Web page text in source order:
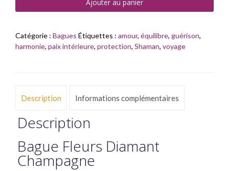
Fleurs
Champagne
Ajouter au panier
Catégorie : Bagues Étiquettes : amour, équilibre, guérison,
harmonie, paix intérieure, protection, Shaman, voyage
Description Informations complémentaires
Description
Bague Fleurs Diamant
Champagne